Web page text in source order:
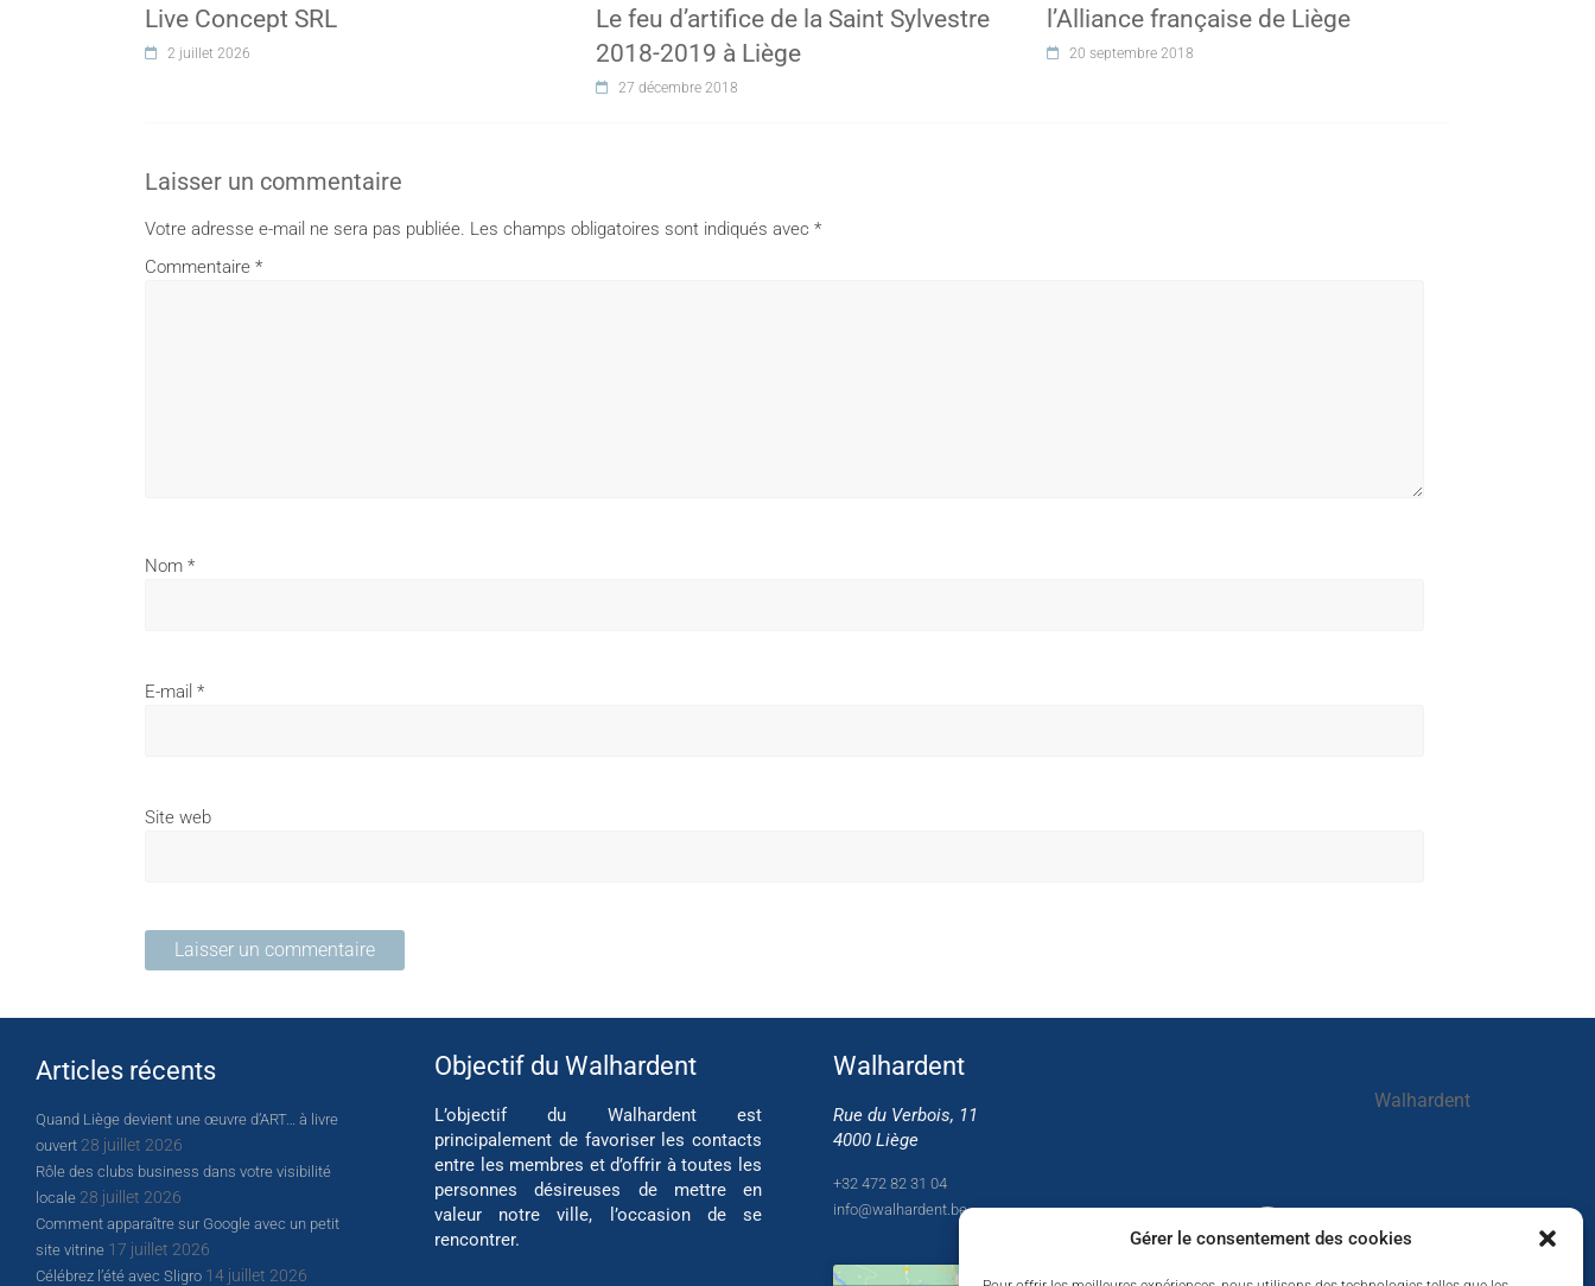
Gérer le consentement des cookies
Live Concept SRL
2 juillet 2026
Le feu d’artifice de la Saint Sylvestre
2018-2019 à Liège
27 décembre 2018
l’Alliance française de Liège
20 septembre 2018
Laisser un commentaire
Votre adresse e-mail ne sera pas publiée. Les champs obligatoires sont indiqués avec *
Commentaire *
Nom *
E-mail *
Site web
Articles récents
Quand Liège devient une œuvre d’ART… à livre
ouvert 28 juillet 2026
Rôle des clubs business dans votre visibilité
locale 28 juillet 2026
Comment apparaître sur Google avec un petit
site vitrine 17 juillet 2026
Célébrez l’été avec Sligro 14 juillet 2026
Objectif du Walhardent
L’objectif du Walhardent est
principalement de favoriser les contacts
entre les membres et d’offrir à toutes les
personnes désireuses de mettre en
valeur notre ville, l’occasion de se
rencontrer.
Walhardent
Rue du Verbois, 11
4000 Liège
+32 472 82 31 04
info@walhardent.be
Walhardent
22 hours ago